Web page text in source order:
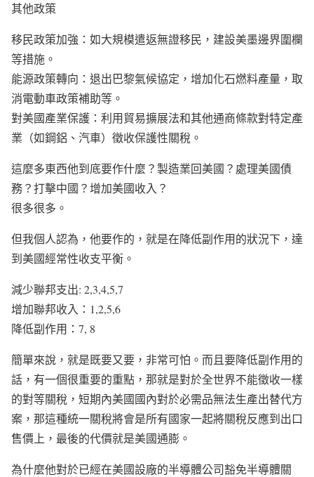
其他政策
移民政策加強：如大規模遣返無證移民，建設美墨邊界圍欄
等措施。
能源政策轉向：退出巴黎氣候協定，增加化石燃料產量，取
消電動車政策補助等。
對美國產業保護：利用貿易擴展法和其他通商條款對特定產
業（如鋼鋁、汽車）徵收保護性關稅。
這麼多東西他到底要作什麼？製造業回美國？處理美國債
務？打擊中國？增加美國收入？
很多很多。
但我個人認為，他要作的，就是在降低副作用的狀況下，達
到美國經常性收支平衡。
減少聯邦支出: 2,3,4,5,7
增加聯邦收入：1,2,5,6
降低副作用：7, 8
簡單來說，就是既要又要，非常可怕。而且要降低副作用的
話，有一個很重要的重點，那就是對於全世界不能徵收一樣
的對等關稅，短期內美國國內對於必需品無法生產出替代方
案，那這種統一關稅將會是所有國家一起將關稅反應到出口
售價上，最後的代價就是美國通膨。
為什麼他對於已經在美國設廠的半導體公司豁免半導體關